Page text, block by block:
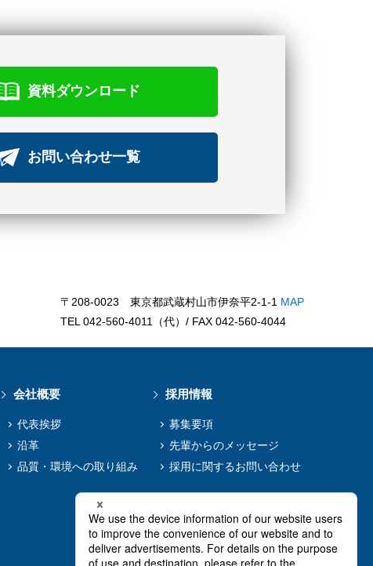
資料ダウンロード
お問い合わせ一覧
〒208-0023 東京都武蔵村山市伊奈平2-1-1 MAP
TEL 042-560-4011（代）/ FAX 042-560-4044
会社概要
代表挨拶
沿革
品質・環境への取り組み
採用情報
募集要項
先輩からのメッセージ
採用に関するお問い合わせ